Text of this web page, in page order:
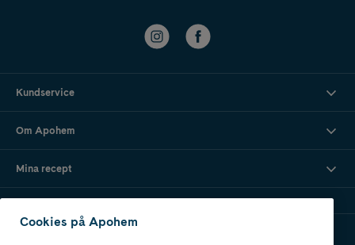
Kundservice
Om Apohem
Mina recept
Cookies på Apohem